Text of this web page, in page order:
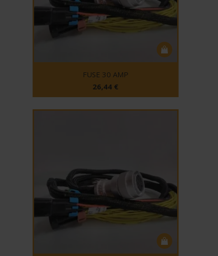
FUSE 30 AMP
26,44 €